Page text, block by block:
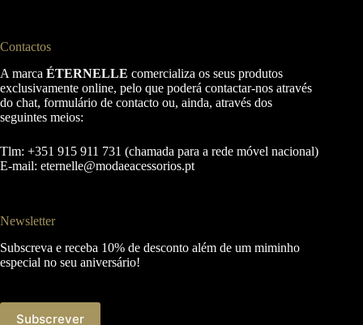
Contactos
A marca ÉTERNELLE comercializa os seus produtos
exclusivamente online, pelo que poderá contactar-nos através
do chat, formulário de contacto ou, ainda, através dos
seguintes meios:
Tlm: +351 915 911 731 (chamada para a rede móvel nacional)
E-mail: eternelle@modaeacessorios.pt
Newsletter
Subscreva e receba 10% de desconto além de um miminho
especial no seu aniversário!
Subscrever